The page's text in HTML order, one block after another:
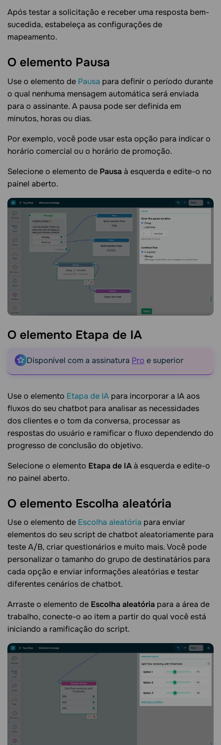
Após testar a solicitação e receber uma resposta bem-
sucedida, estabeleça as configurações de
mapeamento.
O elemento Pausa
Use o elemento de Pausa para definir o período durante
o qual nenhuma mensagem automática será enviada
para o assinante. A pausa pode ser definida em
minutos, horas ou dias.
Por exemplo, você pode usar esta opção para indicar o
horário comercial ou o horário de promoção.
Selecione o elemento de Pausa à esquerda e edite-o no
painel aberto.
O elemento Etapa de IA
Disponível com a assinatura Pro e superior
Use o elemento Etapa de IA para incorporar a IA aos
fluxos do seu chatbot para analisar as necessidades
dos clientes e o tom da conversa, processar as
respostas do usuário e ramificar o fluxo dependendo do
progresso de conclusão do objetivo.
Selecione o elemento Etapa de IAà esquerda e edite-o
no painel aberto.
O elemento Escolha aleatória
Use o elemento de Escolha aleatória para enviar
elementos do seu script de chatbot aleatoriamente para
teste A/B, criar questionários e muito mais. Você pode
personalizar o tamanho do grupo de destinatários para
cada opção e enviar informações aleatórias e testar
diferentes cenários de chatbot.
Arraste o elemento de Escolha aleatória para a área de
trabalho, conecte-o ao item a partir do qual você está
iniciando a ramificação do script.